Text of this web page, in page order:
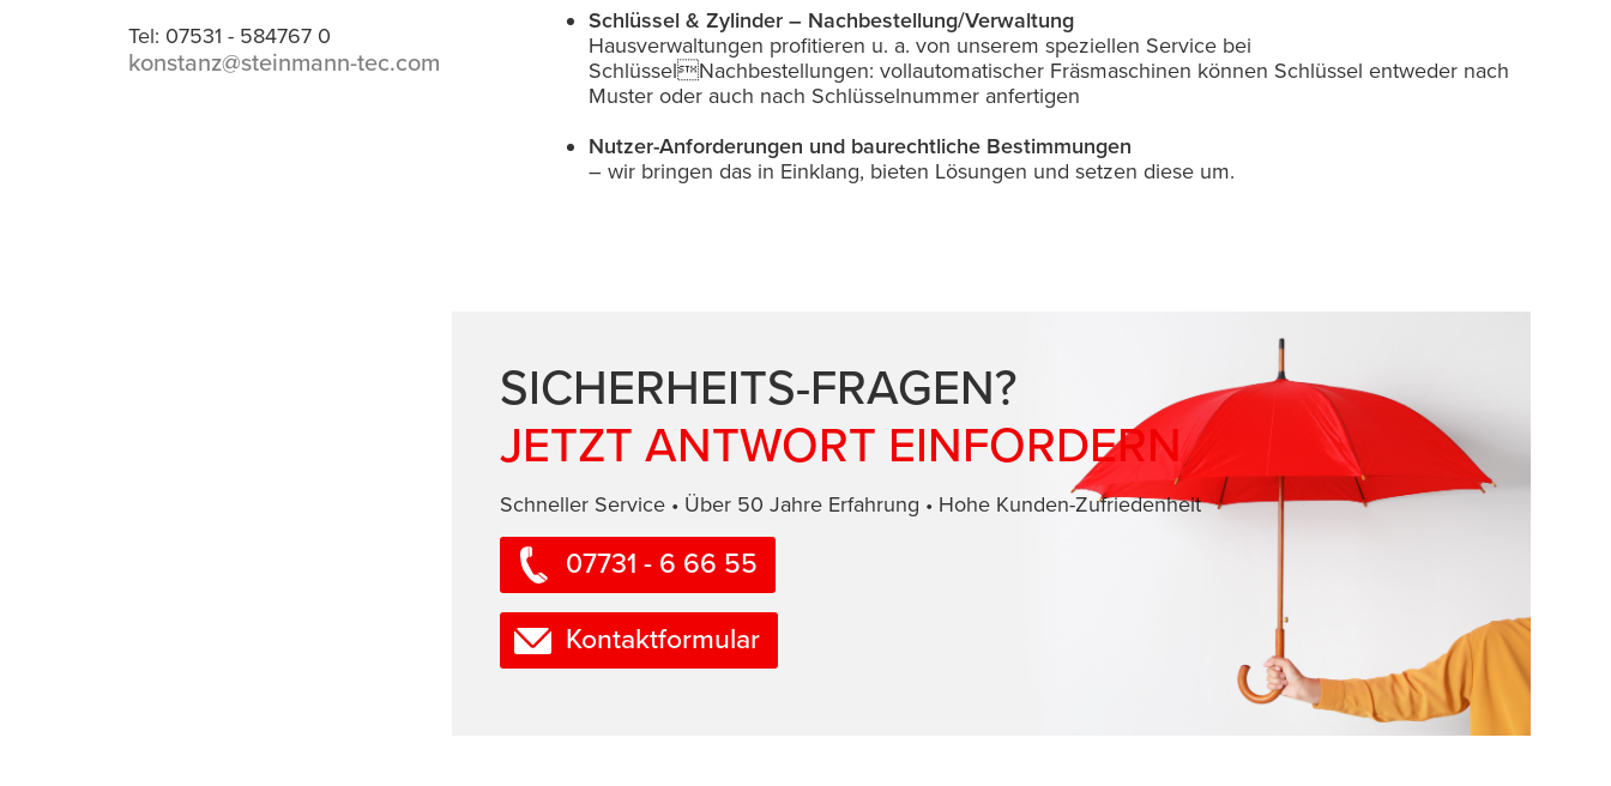
Tel: 07531 - 584767 0
konstanz@steinmann-tec.com
Schlüssel & Zylinder – Nachbestellung/Verwaltung
Hausverwaltungen profitieren u. a. von unserem speziellen Service bei
SchlüsselNachbestellungen: vollautomatischer Fräsmaschinen können Schlüssel entweder nach
Muster oder auch nach Schlüsselnummer anfertigen
Nutzer-Anforderungen und baurechtliche Bestimmungen
– wir bringen das in Einklang, bieten Lösungen und setzen diese um.
SICHERHEITS-FRAGEN?
JETZT ANTWORT EINFORDERN
Schneller Service • Über 50 Jahre Erfahrung • Hohe Kunden-Zufriedenheit
07731 - 6 66 55
Kontaktformular